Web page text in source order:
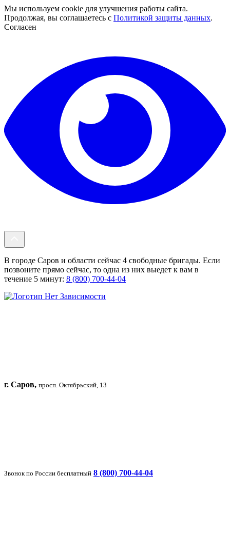
Мы используем cookie для улучшения работы сайта.
Продолжая, вы соглашаетесь с Политикой защиты данных.
Согласен
В городе Саров и области сейчас 4 свободные бригады. Если
позвоните прямо сейчас, то одна из них выедет к вам в
течение 5 минут: 8 (800) 700-44-04
г. Саров, просп. Октябрьский, 13
Звонок по России бесплатный 8 (800) 700-44-04